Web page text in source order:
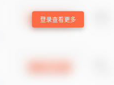
登录查看更多